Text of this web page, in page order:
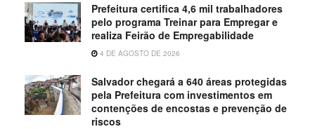
Prefeitura certifica 4,6 mil trabalhadores
pelo programa Treinar para Empregar e
realiza Feirão de Empregabilidade
4 DE AGOSTO DE 2026
Salvador chegará a 640 áreas protegidas
pela Prefeitura com investimentos em
contenções de encostas e prevenção de
riscos